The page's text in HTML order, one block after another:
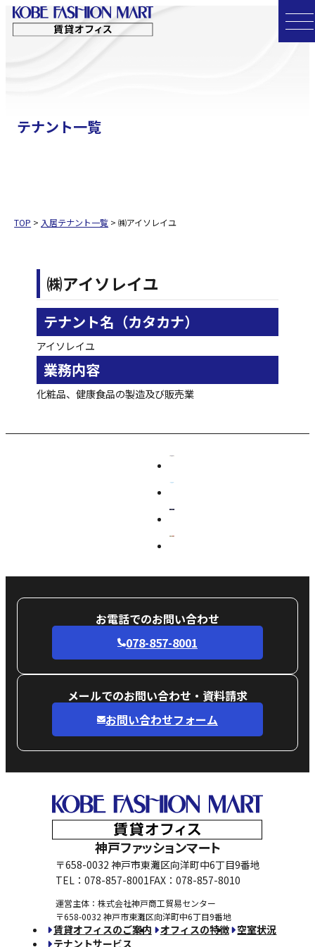
コ
ン
テナント一覧
TOP > 入居テナント一覧 >㈱アイソレイユ
㈱アイソレイユ
テナント名（カタカナ）
アイソレイユ
業務内容
化粧品、健康食品の製造及び販売業
お電話でのお問い合わせ
078-857-8001
メールでのお問い合わせ・資料請求
お問い合わせフォーム
神戸ファッションマート
〒658-0032 神戸市東灘区向洋町中6丁目9番地
TEL：078-857-8001FAX：078-857-8010
運営主体：株式会社神戸商工貿易センター
〒658-0032 神戸市東灘区向洋町中6丁目9番地
賃貸オフィスのご案内 オフィスの特徴 空室状況
テナントサービス